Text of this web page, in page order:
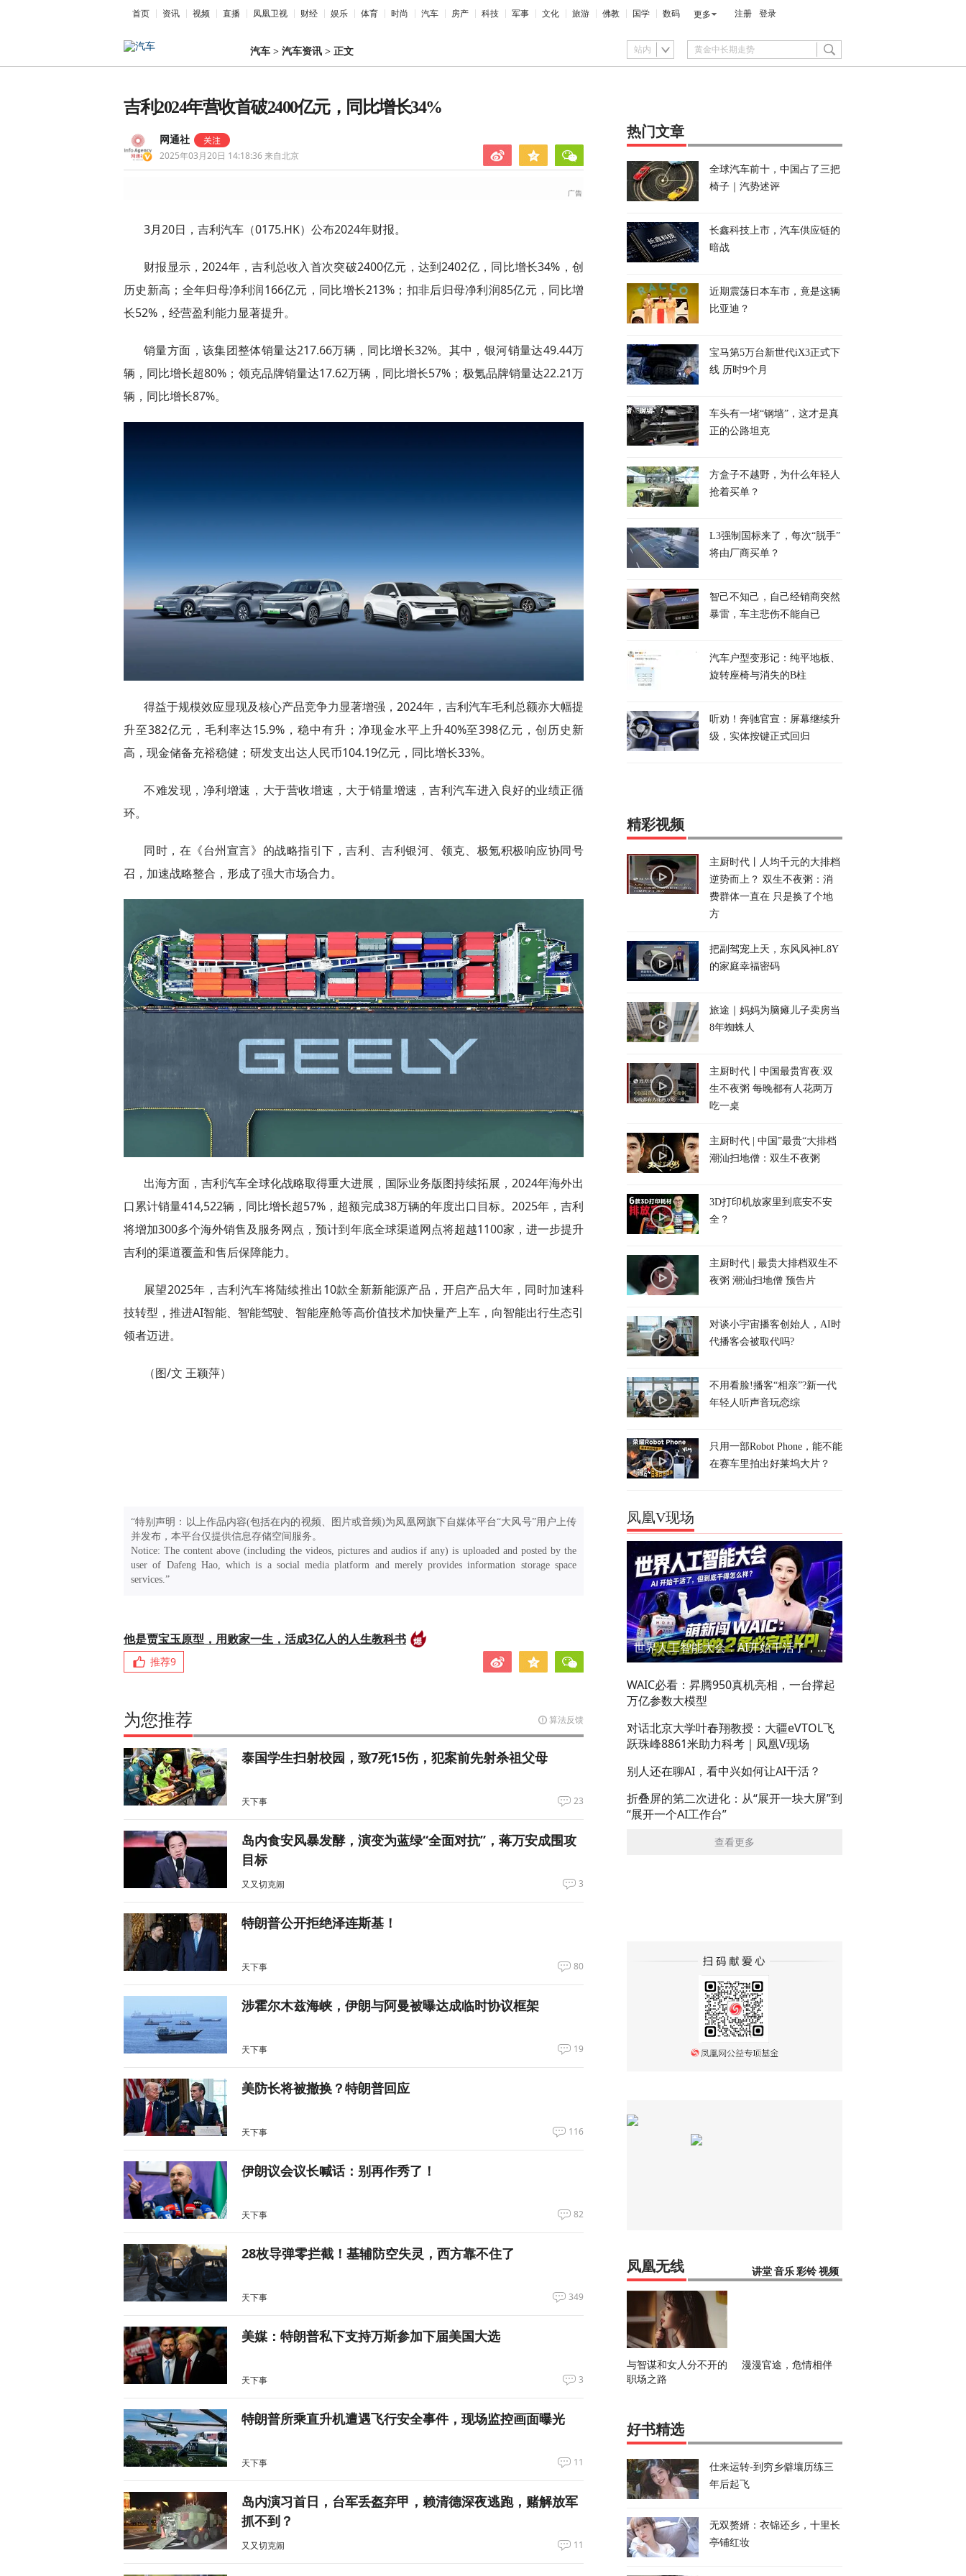
首页 资讯 视频 直播 凤凰卫视 财经 娱乐 体育 时尚 汽车 房产 科技 军事 文化 旅游 佛教 国学 数码 更多 注册 登录
汽车 > 汽车资讯 > 正文 站内
吉利2024年营收首破2400亿元，同比增长34%
网通社
2025年03月20日 14:18:36来自北京
3月20日，吉利汽车（0175.HK）公布2024年财报。
财报显示，2024年，吉利总收入首次突破2400亿元，达到2402亿，同比增长34%，创
历史新高；全年归母净利润166亿元，同比增长213%；扣非后归母净利润85亿元，同比增
长52%，经营盈利能力显著提升。
销量方面，该集团整体销量达217.66万辆，同比增长32%。其中，银河销量达49.44万
辆，同比增长超80%；领克品牌销量达17.62万辆，同比增长57%；极氪品牌销量达22.21万
辆，同比增长87%。
得益于规模效应显现及核心产品竞争力显著增强，2024年，吉利汽车毛利总额亦大幅提
升至382亿元，毛利率达15.9%，稳中有升；净现金水平上升40%至398亿元，创历史新
高，现金储备充裕稳健；研发支出达人民币104.19亿元，同比增长33%。
不难发现，净利增速，大于营收增速，大于销量增速，吉利汽车进入良好的业绩正循
环。
同时，在《台州宣言》的战略指引下，吉利、吉利银河、领克、极氪积极响应协同号
召，加速战略整合，形成了强大市场合力。
出海方面，吉利汽车全球化战略取得重大进展，国际业务版图持续拓展，2024年海外出
口累计销量414,522辆，同比增长超57%，超额完成38万辆的年度出口目标。2025年，吉利
将增加300多个海外销售及服务网点，预计到年底全球渠道网点将超越1100家，进一步提升
吉利的渠道覆盖和售后保障能力。
展望2025年，吉利汽车将陆续推出10款全新新能源产品，开启产品大年，同时加速科
技转型，推进AI智能、智能驾驶、智能座舱等高价值技术加快量产上车，向智能出行生态引
领者迈进。
（图/文 王颖萍）
“特别声明：以上作品内容(包括在内的视频、图片或音频)为凤凰网旗下自媒体平台“大风号”用户上传
并发布，本平台仅提供信息存储空间服务。
Notice: The content above (including the videos, pictures and audios if any) is uploaded and posted by the
user of Dafeng Hao, which is a social media platform and merely provides information storage space
services.”
他是贾宝玉原型，用败家一生，活成3亿人的人生教科书
推荐9
为您推荐 算法反馈
泰国学生扫射校园，致7死15伤，犯案前先射杀祖父母
天下事 23
岛内食安风暴发酵，演变为蓝绿“全面对抗”，蒋万安成围攻
目标
又又切克闹 3
特朗普公开拒绝泽连斯基！
天下事 80
涉霍尔木兹海峡，伊朗与阿曼被曝达成临时协议框架
天下事 19
美防长将被撤换？特朗普回应
天下事 116
伊朗议会议长喊话：别再作秀了！
天下事 82
28枚导弹零拦截！基辅防空失灵，西方靠不住了
天下事 349
美媒：特朗普私下支持万斯参加下届美国大选
天下事 3
特朗普所乘直升机遭遇飞行安全事件，现场监控画面曝光
天下事 11
岛内演习首日，台军丢盔弃甲，赖清德深夜逃跑，赌解放军
抓不到？
又又切克闹 11
热门文章
全球汽车前十，中国占了三把
椅子｜汽势述评
长鑫科技上市，汽车供应链的
暗战
近期震荡日本车市，竟是这辆
比亚迪？
宝马第5万台新世代iX3正式下
线 历时9个月
车头有一堵“钢墙”，这才是真
正的公路坦克
方盒子不越野，为什么年轻人
抢着买单？
L3强制国标来了，每次“脱手”
将由厂商买单？
智己不知己，自己经销商突然
暴雷，车主悲伤不能自已
汽车户型变形记：纯平地板、
旋转座椅与消失的B柱
听劝！奔驰官宣：屏幕继续升
级，实体按键正式回归
精彩视频
主厨时代丨人均千元的大排档
逆势而上？ 双生不夜粥：消
费群体一直在 只是换了个地
方
把副驾宠上天，东风风神L8Y
的家庭幸福密码
旅途｜妈妈为脑瘫儿子卖房当
8年蜘蛛人
主厨时代丨中国最贵宵夜:双
生不夜粥 每晚都有人花两万
吃一桌
主厨时代 | 中国”最贵“大排档
潮汕扫地僧：双生不夜粥
3D打印机放家里到底安不安
全？
主厨时代 | 最贵大排档双生不
夜粥 潮汕扫地僧 预告片
对谈小宇宙播客创始人，AI时
代播客会被取代吗?
不用看脸!播客“相亲”?新一代
年轻人听声音玩恋综
只用一部Robot Phone，能不能
在赛车里拍出好莱坞大片？
凤凰V现场
世界人工智能大会：AI开始干活了，但到底干的怎么样？萌新闯WAIC
WAIC必看：昇腾950真机亮相，一台撑起
万亿参数大模型
对话北京大学叶春翔教授：大疆eVTOL飞
跃珠峰8861米助力科考｜凤凰V现场
别人还在聊AI，看中兴如何让AI干活？
折叠屏的第二次进化：从“展开一块大屏”到
“展开一个AI工作台”
查看更多
讲堂 音乐 彩铃 视频
凤凰无线
与智谋和女人分不开的
职场之路
漫漫官途，危情相伴
好书精选
仕来运转-到穷乡僻壤历练三
年后起飞
无双赘婿：衣锦还乡，十里长
亭铺红妆